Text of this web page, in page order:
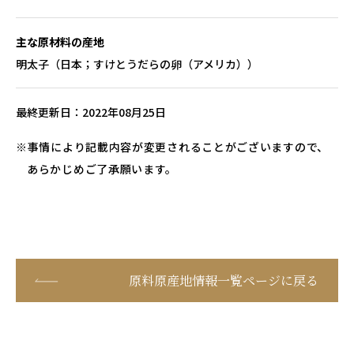
主な原材料の産地
明太子（日本；すけとうだらの卵（アメリカ））
最終更新日 2022年08月25日
事情により記載内容が変更されることがございますので、
あらかじめご了承願います。
原料原産地情報一覧ページに戻る